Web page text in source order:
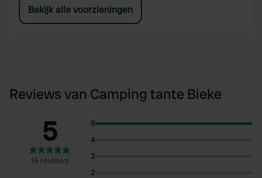
Bekijk alle voorzieningen
Reviews van Camping tante Bieke
5
16 reviews
5
4
3
2